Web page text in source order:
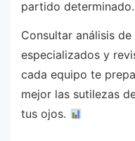
partido determinado.
Consultar análisis
especializados y
cada equipo te
mejor las sutilezas
tus ojos.